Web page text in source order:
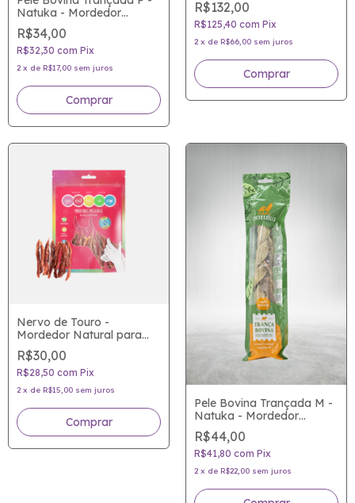
Natuka - Mordedor
natural para cães
R$34,00
R$32,30 com Pix
2 x de R$17,00 sem juros
sabor de verdade
R$132,00
R$125,40 com Pix
2 x de R$66,00 sem juros
Comprar
Nervo de Touro -
Mordedor Natural para
cães - Good Lovin
R$30,00
R$28,50 com Pix
2 x de R$15,00 sem juros
Pele Bovina Trançada M -
Natuka - Mordedor
natural para cães
R$44,00
R$41,80 com Pix
2 x de R$22,00 sem juros